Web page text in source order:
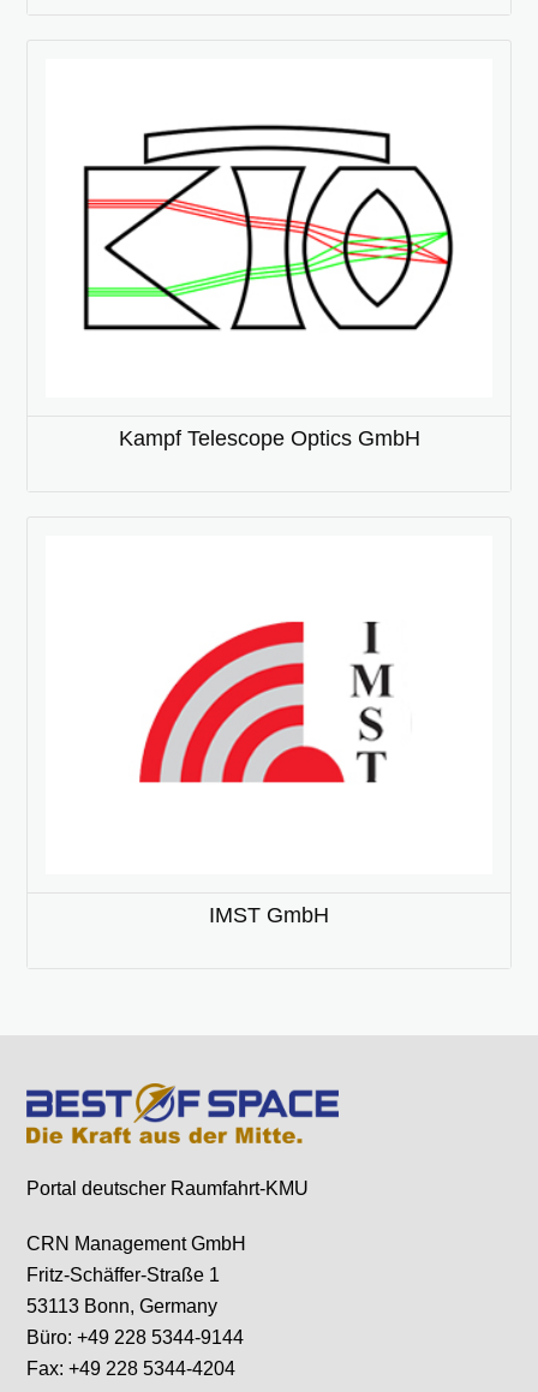
Kampf Telescope Optics GmbH
IMST GmbH
Portal deutscher Raumfahrt-KMU
CRN Management GmbH
Fritz-Schäffer-Straße 1
53113 Bonn, Germany
Büro: +49 228 5344-9144
Fax: +49 228 5344-4204